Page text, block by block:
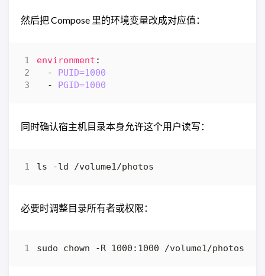
然后把 Compose 里的环境变量改成对应值：
environment :
- PUID=1000
- PGID=1000
同时确认宿主机目录本身允许这个用户读写：
必要时调整目录所有者或权限：